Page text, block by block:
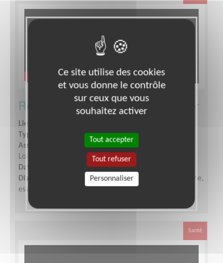
Responsable administratif et financier
Lieu :
Type :
Gestion financière et comptable
Association :
AFM - Coordination Téléthon - Saône-et-
Loire (Ouest)
Date :
Disponibilité demandée :Quelques heures par semaine,
essentiellement d'octobre à février.
Santé
Ce site utilise des cookies
et vous donne le contrôle
sur ceux que vous
souhaitez activer
Tout accepter
Tout refuser
Personnaliser